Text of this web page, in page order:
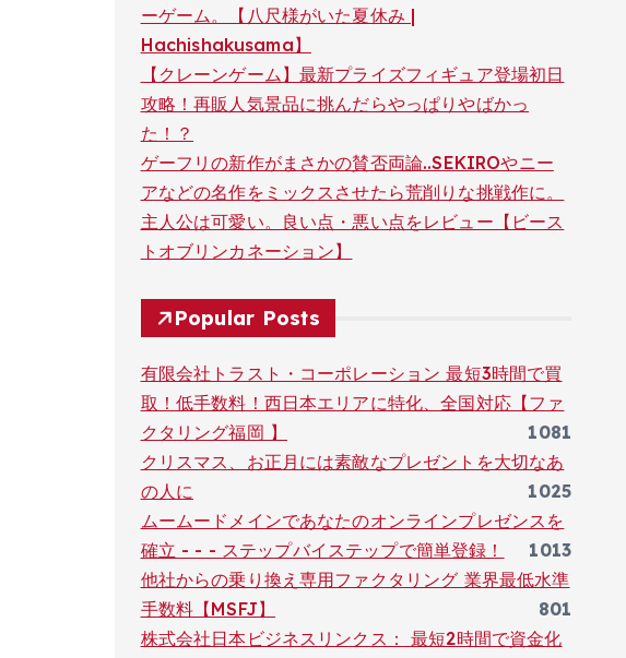
ーゲーム。【八尺様がいた夏休み |
Hachishakusama】
【クレーンゲーム】最新プライズフィギュア登場初日
攻略！再販人気景品に挑んだらやっぱりやばかっ
た！？
ゲーフリの新作がまさかの賛否両論..SEKIROやニー
アなどの名作をミックスさせたら荒削りな挑戦作に。
主人公は可愛い。良い点・悪い点をレビュー【ビース
トオブリンカネーション】
Popular Posts
有限会社トラスト・コーポレーション 最短3時間で買
取！低手数料！西日本エリアに特化、全国対応【ファ
クタリング福岡 】
1081
クリスマス、お正月には素敵なプレゼントを大切なあ
の人に
1025
ムームードメインであなたのオンラインプレゼンスを
確立 - - - ステップバイステップで簡単登録！
1013
他社からの乗り換え専用ファクタリング 業界最低水準
手数料【MSFJ】
801
株式会社日本ビジネスリンクス： 最短2時間で資金化